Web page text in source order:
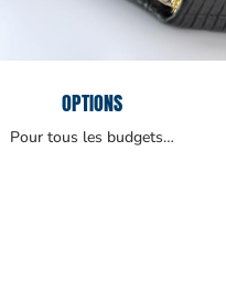
OPTIONS
Pour tous les budgets…